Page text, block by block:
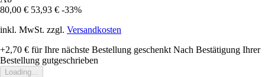
80,00 € 53,93 € -33%
inkl. MwSt. zzgl. Versandkosten
+2,70 € für Ihre nächste Bestellung geschenkt Nach Bestätigung Ihrer
Bestellung gutgeschrieben
Loading...